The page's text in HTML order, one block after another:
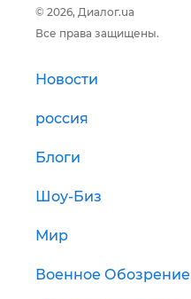
© 2026, Диалог.ua
Все права защищены.
Новости
россия
Блоги
Шоу-Биз
Мир
Военное Обозрение